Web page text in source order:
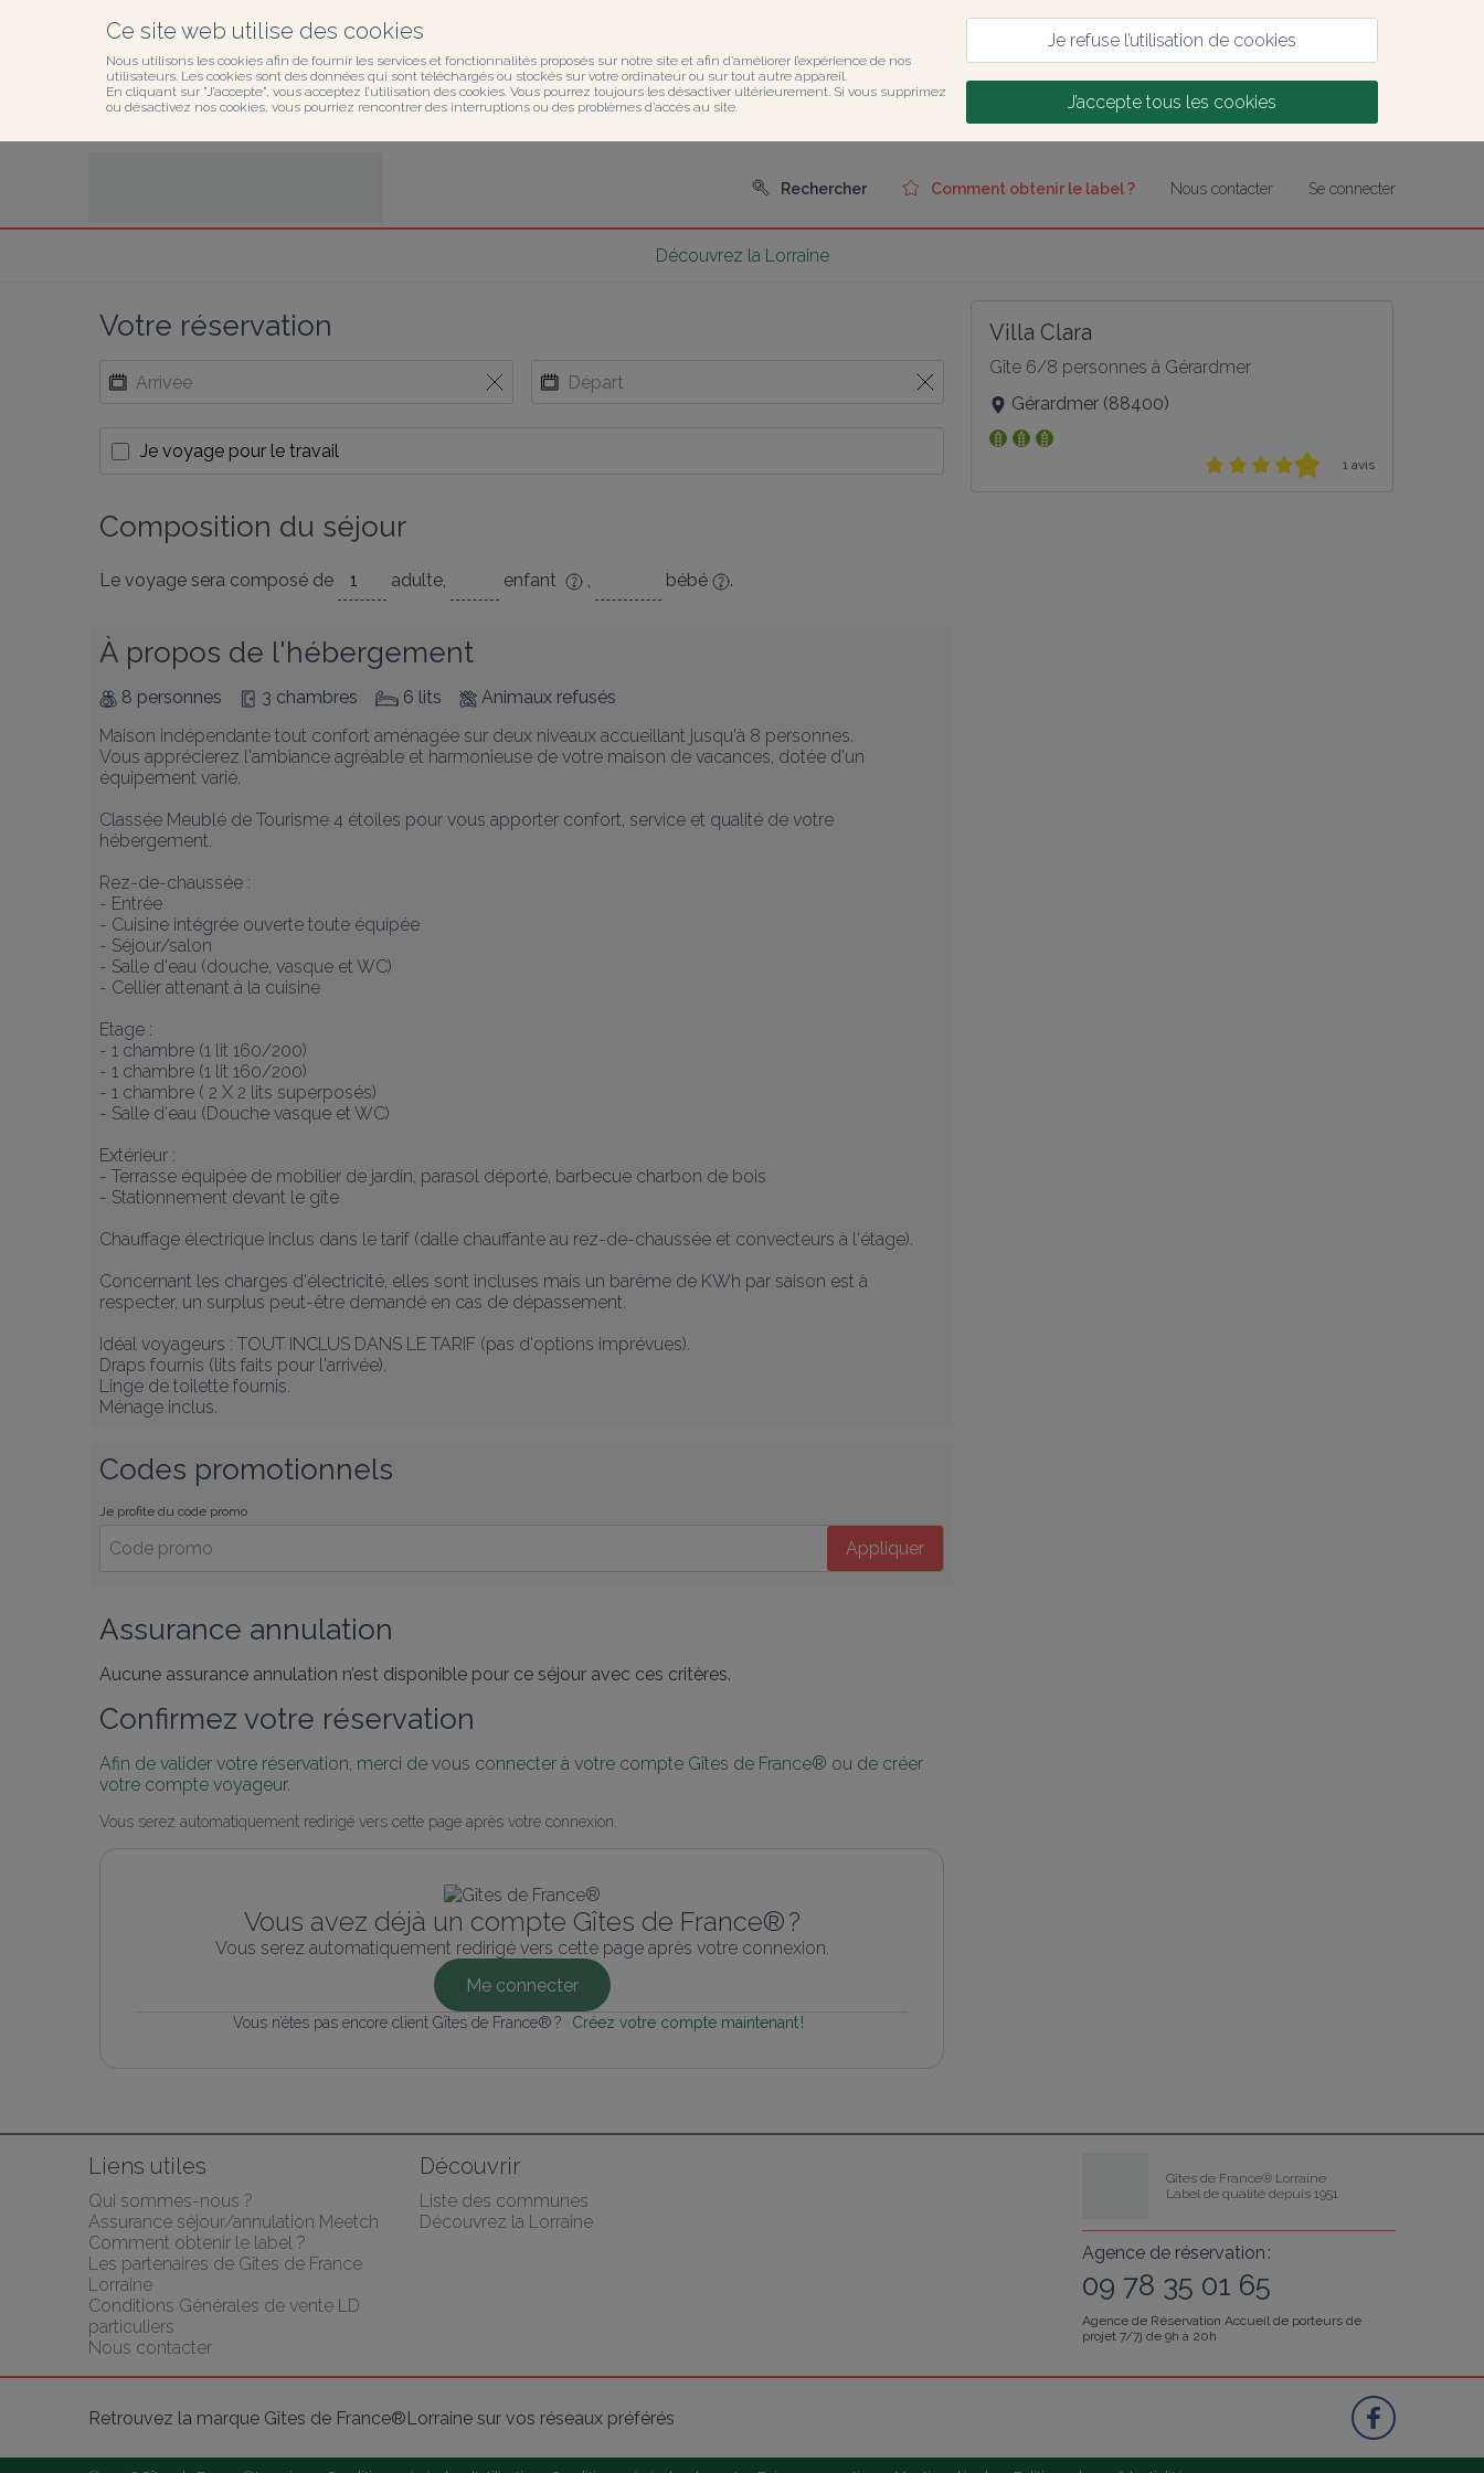
Ce site web utilise des cookies
Nous utilisons les cookies afin de fournir les services et fonctionnalités proposés sur notre site et afin d’améliorer l’expérience de nos
utilisateurs. Les cookies sont des données qui sont téléchargés ou stockés sur votre ordinateur ou sur tout autre appareil.
En cliquant sur ”J’accepte”, vous acceptez l’utilisation des cookies. Vous pourrez toujours les désactiver ultérieurement. Si vous supprimez
ou désactivez nos cookies, vous pourriez rencontrer des interruptions ou des problèmes d’accès au site.
Je refuse l’utilisation de cookies
J’accepte tous les cookies
Rechercher Comment obtenir le label ? Nous contacter Se connecter
Découvrez la Lorraine
Votre réservation
Je voyage pour le travail
Composition du séjour
Le voyage sera composé de adulte, enfant , bébé .
À propos de l'hébergement
8 personnes 3 chambres 6 lits
Animaux refusés
Maison indépendante tout confort aménagée sur deux niveaux accueillant jusqu'à 8 personnes.
Vous apprécierez l'ambiance agréable et harmonieuse de votre maison de vacances, dotée d'un
équipement varié.
Classée Meublé de Tourisme 4 étoiles pour vous apporter confort, service et qualité de votre
hébergement.
Rez-de-chaussée :
- Entrée
- Cuisine intégrée ouverte toute équipée
- Séjour/salon
- Salle d'eau (douche, vasque et WC)
- Cellier attenant à la cuisine
Etage :
- 1 chambre (1 lit 160/200)
- 1 chambre (1 lit 160/200)
- 1 chambre ( 2 X 2 lits superposés)
- Salle d'eau (Douche vasque et WC)
Extérieur :
- Terrasse équipée de mobilier de jardin, parasol déporté, barbecue charbon de bois
- Stationnement devant le gîte
Chauffage électrique inclus dans le tarif (dalle chauffante au rez-de-chaussée et convecteurs à l'étage).
Concernant les charges d'électricité, elles sont incluses mais un barème de KWh par saison est à
respecter, un surplus peut-être demandé en cas de dépassement.
Idéal voyageurs : TOUT INCLUS DANS LE TARIF (pas d'options imprévues).
Draps fournis (lits faits pour l'arrivée).
Linge de toilette fournis.
Ménage inclus.
Codes promotionnels
Je profite du code promo
Appliquer
Assurance annulation
Aucune assurance annulation n’est disponible pour ce séjour avec ces critères.
Confirmez votre réservation
Afin de valider votre réservation, merci de vous connecter à votre compte Gîtes de France® ou de créer
votre compte voyageur.
Vous serez automatiquement redirigé vers cette page après votre connexion.
Vous avez déjà un compte Gîtes de France® ?
Vous serez automatiquement redirigé vers cette page après votre connexion.
Me connecter
Vous n’êtes pas encore client Gîtes de France® ? Créez votre compte maintenant !
Villa Clara
Gîte 6/8 personnes à Gérardmer
Gérardmer (88400)
1 avis
Liens utiles
Qui sommes-nous ?
Assurance séjour/annulation Meetch
Comment obtenir le label ?
Les partenaires de Gîtes de France
Lorraine
Conditions Générales de vente LD
particuliers
Nous contacter
Découvrir
Liste des communes
Découvrez la Lorraine
Gîtes de France® Lorraine
Label de qualité depuis 1951
Agence de réservation :
09 78 35 01 65
Agence de Réservation Accueil de porteurs de
projet 7/7j de 9h à 20h
Retrouvez la marque Gîtes de France®Lorraine sur vos réseaux préférés